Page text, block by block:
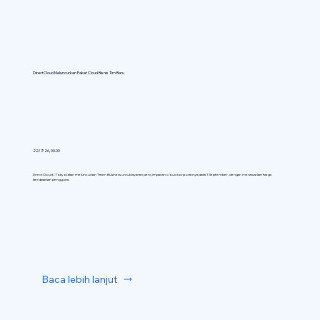
DirectCloud Meluncurkan Paket Cloud Bisnis Tim Baru
22/7/26, 00.00
DirectCloud (Tokyo) akan meluncurkan Team Business untuk layanan penyimpanan cloud korporatnya pada 1 September, dengan menawarkan harga
berdasarkan pengguna.
Baca lebih lanjut